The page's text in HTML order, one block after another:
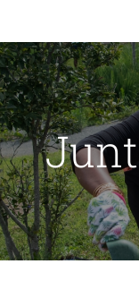
Clube
Projetos
News
Contacto